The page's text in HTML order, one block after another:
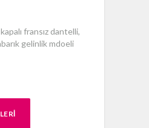
fransız dantelli,
gelinlik mdoeli